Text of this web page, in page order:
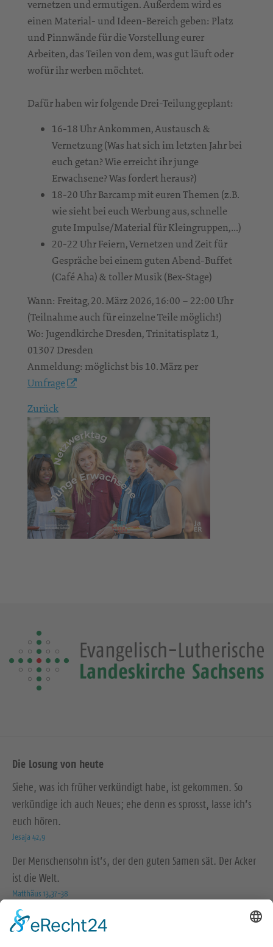
vernetzen und ermutigen. Außerdem wird es
einen Material- und Ideen-Bereich geben: Platz
und Pinnwände für die Vorstellung eurer
Arbeiten, das Teilen von dem, was gut läuft oder
wofür ihr werben möchtet.
Dafür haben wir folgende Drei-Teilung geplant:
16-18 Uhr Ankommen, Austausch &
Vernetzung (Was hat sich im letzten Jahr bei
euch getan? Wie erreicht ihr junge
Erwachsene? Was fordert heraus?)
18-20 Uhr Barcamp mit euren Themen (z.B.
wie sieht bei euch Werbung aus, schnelle
gute Impulse/Material für Kleingruppen,…)
20-22 Uhr Feiern, Vernetzen und Zeit für
Gespräche bei einem guten Abend-Buffet
(Café Aha) & toller Musik (Bex-Stage)
Wann: Freitag, 20. März 2026, 16:00 – 22:00 Uhr
(Teilnahme auch für einzelne Teile möglich!)
Wo: Jugendkirche Dresden, Trinitatisplatz 1,
01307 Dresden
Anmeldung: möglichst bis 10. März per
Umfrage
Zurück
Die Losung von heute
Siehe, was ich früher verkündigt habe, ist gekommen. So
verkündige ich auch Neues; ehe denn es sprosst, lasse ich’s
euch hören.
Jesaja 42,9
Der Menschensohn ist’s, der den guten Samen sät. Der Acker
ist die Welt.
Matthäus 13,37-38
© Evangelische Brüder-Unität – Herrnhuter Brüdergemeine
Weitere Informationen finden Sie hier